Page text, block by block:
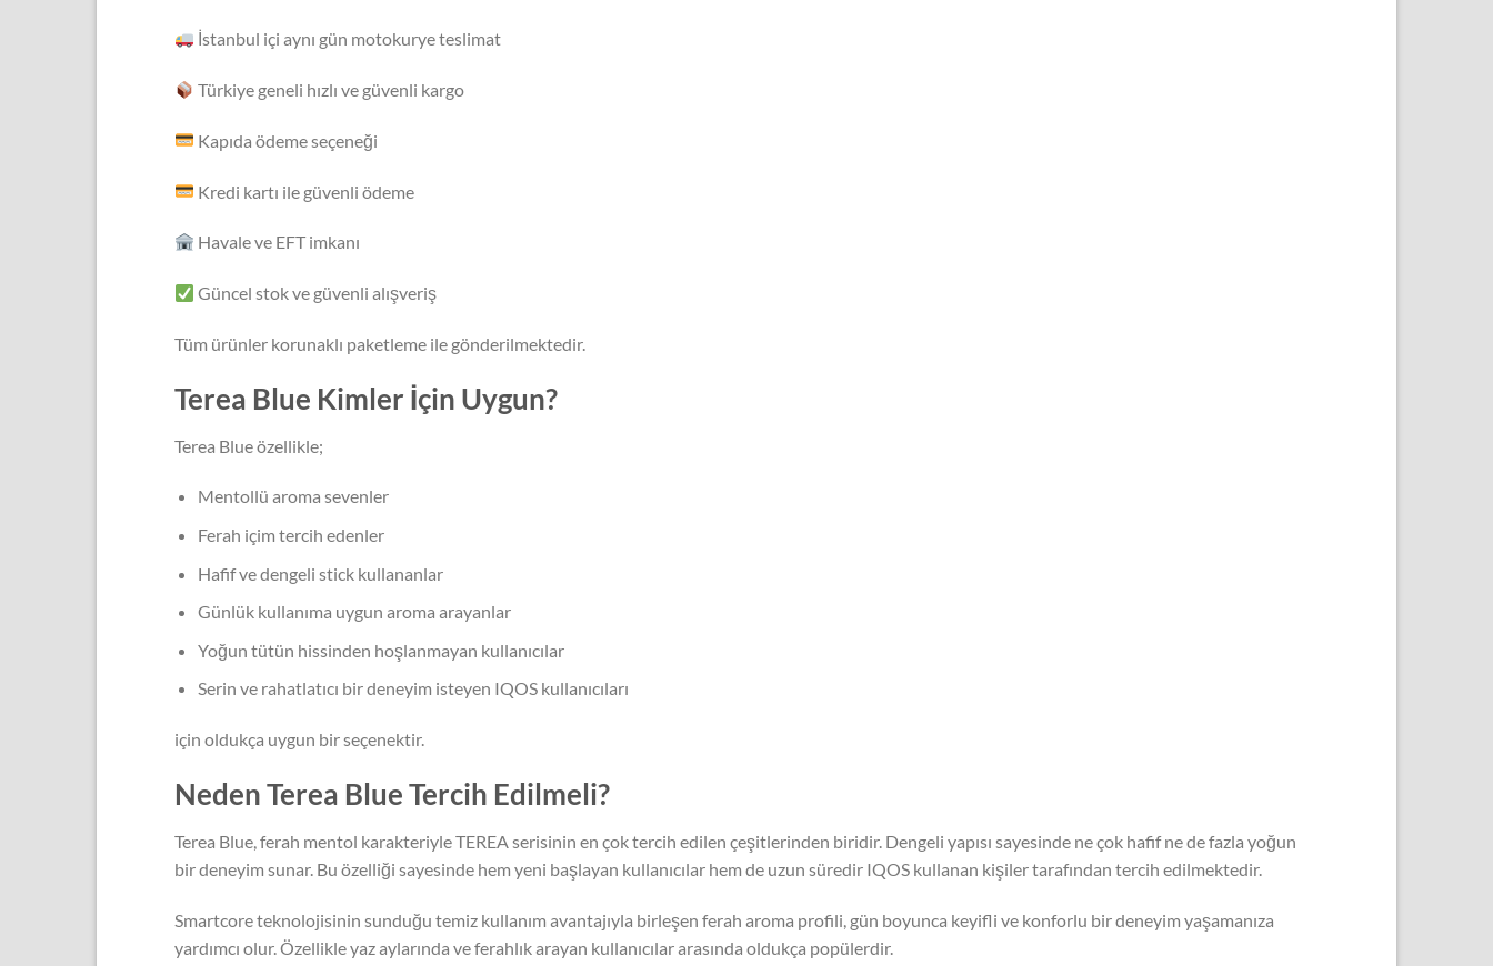
İstanbul içi aynı gün motokurye teslimat
Türkiye geneli hızlı ve güvenli kargo
Kapıda ödeme seçeneği
Kredi kartı ile güvenli ödeme
Havale ve EFT imkanı
Güncel stok ve güvenli alışveriş
Tüm ürünler korunaklı paketleme ile gönderilmektedir.
Terea Blue Kimler İçin Uygun?
Terea Blue özellikle;
Mentollü aroma sevenler
Ferah içim tercih edenler
Hafif ve dengeli stick kullananlar
Günlük kullanıma uygun aroma arayanlar
Yoğun tütün hissinden hoşlanmayan kullanıcılar
Serin ve rahatlatıcı bir deneyim isteyen IQOS kullanıcıları
için oldukça uygun bir seçenektir.
Neden Terea Blue Tercih Edilmeli?
Terea Blue, ferah mentol karakteriyle TEREA serisinin en çok tercih edilen çeşitlerinden biridir. Dengeli yapısı sayesinde ne çok hafif ne de fazla yoğun
bir deneyim sunar. Bu özelliği sayesinde hem yeni başlayan kullanıcılar hem de uzun süredir IQOS kullanan kişiler tarafından tercih edilmektedir.
Smartcore teknolojisinin sunduğu temiz kullanım avantajıyla birleşen ferah aroma profili, gün boyunca keyifli ve konforlu bir deneyim yaşamanıza
yardımcı olur. Özellikle yaz aylarında ve ferahlık arayan kullanıcılar arasında oldukça popülerdir.